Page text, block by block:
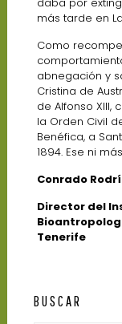
más tarde en
Como
abnegación y
Cristina de
de Alfonso XIII,
la Orden Civil
Benéfica, a
1894. Ese ni
Conrado
Director del
Tenerife
BUSCAR